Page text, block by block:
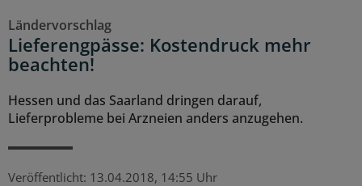
Ländervorschlag
Lieferengpässe: Kostendruck mehr
beachten!
Hessen und das Saarland dringen darauf,
Lieferprobleme bei Arzneien anders anzugehen.
Veröffentlicht: 13.04.2018, 14:55 Uhr